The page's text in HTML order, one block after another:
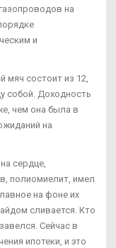
на
и
мяч состоит из 12,
собой. Доходность
чем она была в
на
сердце,
полиомиелит, имел
на фоне их
сливается. Кто
Сейчас в
ипотеки, и это